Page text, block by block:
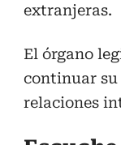
extranjeras.
El órgano
continuar
relaciones